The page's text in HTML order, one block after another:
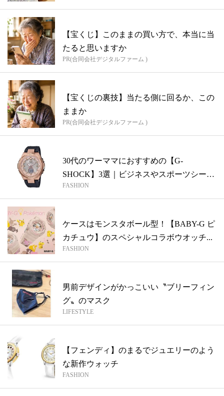
【宝くじ】このままの買い方で、本当に当
たると思いますか
PR(合同会社デジタルファーム )
【宝くじの裏技】当たる側に回るか、この
ままか
PR(合同会社デジタルファーム )
30代のワーママにおすすめの【G-
SHOCK】3選｜ビジネスやスポーツシーン
にも...
FASHION
ケースはモンスタボール型！【BABY-G ピ
カチュウ】のスペシャルコラボウオッチ...
FASHION
男前デザインがかっこいい〝ブリーフィン
グ〟のマスク
LIFESTYLE
【フェンディ】のまるでジュエリーのよう
な新作ウォッチ
FASHION